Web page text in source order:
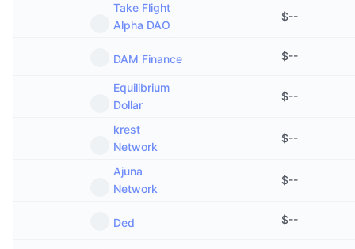
Take Flight
Alpha DAO
$--
DAM Finance $--
Equilibrium
Dollar
$--
krest
Network
$--
Ajuna
Network
$--
Ded $--